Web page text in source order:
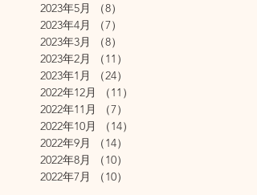
2023年5月
（8）
2023年4月
（7）
2023年3月
（8）
2023年2月
（11）
2023年1月
（24）
2022年12月
（11）
2022年11月
（7）
2022年10月
（14）
2022年9月
（14）
2022年8月
（10）
2022年7月
（10）